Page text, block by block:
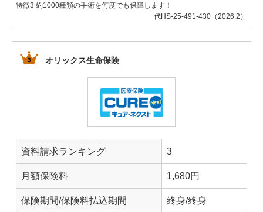
特徴3 約1000種類の手術を何度でも保障します！
代HS-25-491-430（2026.2）
オリックス生命保険
資料請求ランキング 3
月額保険料 1,680円
保険期間/保険料払込期間 終身/終身